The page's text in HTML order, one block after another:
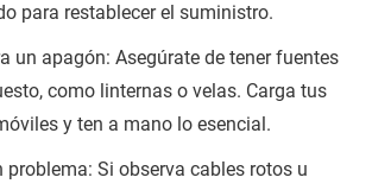
para restablecer el suministro.
un apagón: Asegúrate de tener fuentes
como linternas o velas. Carga tus
y ten a mano lo esencial.
problema: Si observa cables rotos u